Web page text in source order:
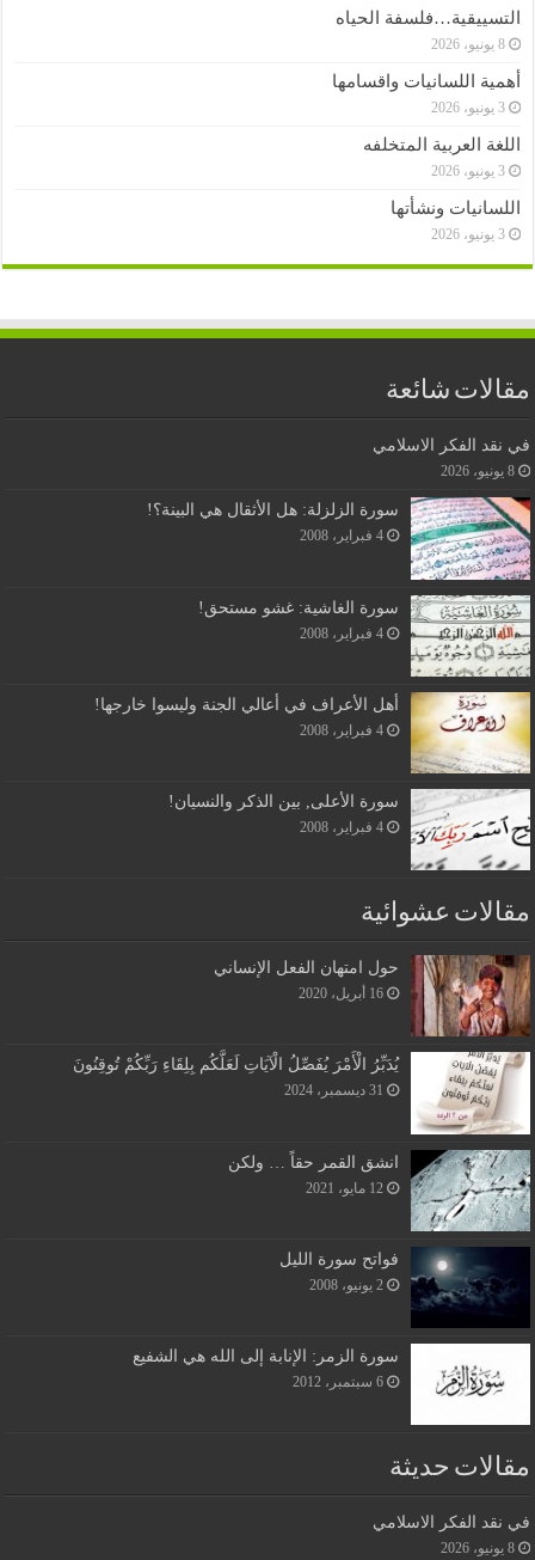
التسييقية…فلسفة الحياه
8 يونيو، 2026
أهمية اللسانيات واقسامها
3 يونيو، 2026
اللغة العربية المتخلفه
3 يونيو، 2026
اللسانيات ونشأتها
3 يونيو، 2026
مقالات شائعة
في نقد الفكر الاسلامي
8 يونيو، 2026
سورة الزلزلة: هل الأثقال هي البينة؟!
4 فبراير، 2008
سورة الغاشية: غشو مستحق!
4 فبراير، 2008
أهل الأعراف في أعالي الجنة وليسوا خارجها!
4 فبراير، 2008
سورة الأعلى, بين الذكر والنسيان!
4 فبراير، 2008
مقالات عشوائية
حول امتهان الفعل الإنساني
16 أبريل، 2020
يُدَبِّرُ الْأَمْرَ يُفَصِّلُ الْآيَاتِ لَعَلَّكُم بِلِقَاءِ رَبِّكُمْ تُوقِنُونَ
31 ديسمبر، 2024
انشق القمر حقاً … ولكن
12 مايو، 2021
فواتح سورة الليل
2 يونيو، 2008
سورة الزمر: الإنابة إلى الله هي الشفيع
6 سبتمبر، 2012
مقالات حديثة
في نقد الفكر الاسلامي
8 يونيو، 2026